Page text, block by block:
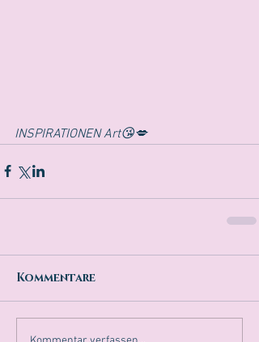
INSPIRATIONEN Art😘💋
Kommentare